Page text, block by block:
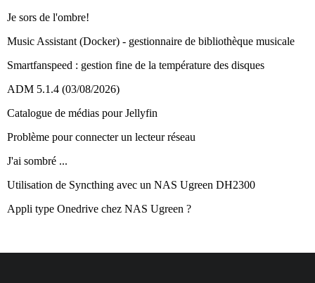
Je sors de l'ombre!
Music Assistant (Docker) - gestionnaire de bibliothèque musicale
Smartfanspeed : gestion fine de la température des disques
ADM 5.1.4 (03/08/2026)
Catalogue de médias pour Jellyfin
Problème pour connecter un lecteur réseau
J'ai sombré ...
Utilisation de Syncthing avec un NAS Ugreen DH2300
Appli type Onedrive chez NAS Ugreen ?